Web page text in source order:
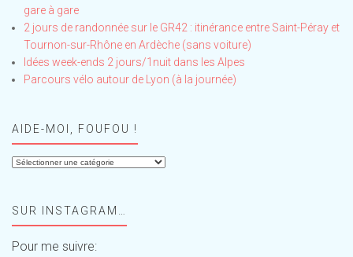
gare à gare
2 jours de randonnée sur le GR42 : itinérance entre Saint-Péray et
Tournon-sur-Rhône en Ardèche (sans voiture)
Idées week-ends 2 jours/1nuit dans les Alpes
Parcours vélo autour de Lyon (à la journée)
AIDE-MOI, FOUFOU !
Aide-
!SUR INSTAGRAM…
Pour me suivre: